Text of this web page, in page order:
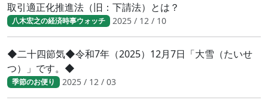
取引適正化推進法（旧：下請法）とは？
八木宏之の経済時事ウォッチ 2025 / 12 / 10
◆二十四節気◆令和7年（2025）12月7日「大雪（たいせ
つ）」です。◆
季節のお便り 2025 / 12 / 03